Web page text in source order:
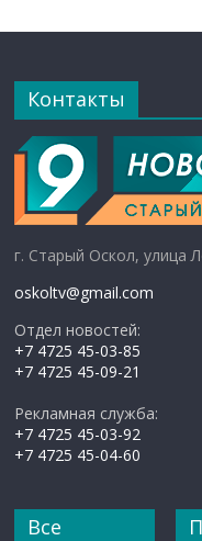
Контакты
г. Старый Оскол, улица
oskoltv@gmail.com
Отдел новостей:
+7 4725 45-03-85
+7 4725 45-09-21
Рекламная служба:
+7 4725 45-03-92
+7 4725 45-04-60
Все